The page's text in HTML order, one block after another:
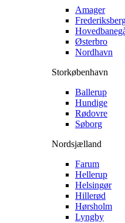
Amager
Østerbro
Nordhavn
Storkøbenhavn
Ballerup
Hundige
Rødovre
Søborg
Nordsjælland
Farum
Hellerup
Helsingør
Hillerød
Hørsholm
Lyngby